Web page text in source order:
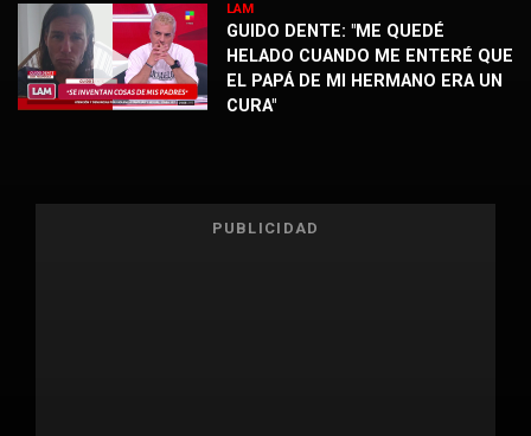
LAM
GUIDO DENTE: "ME QUEDÉ
HELADO CUANDO ME ENTERÉ QUE
EL PAPÁ DE MI HERMANO ERA UN
CURA"
PUBLICIDAD